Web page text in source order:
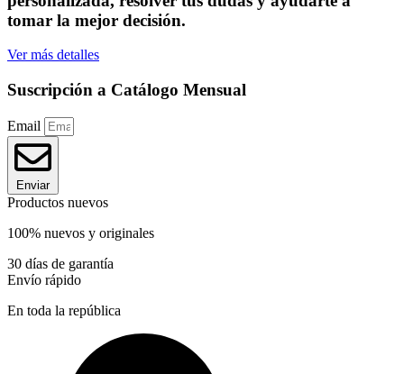
tomar la mejor decisión.
Ver más detalles
Suscripción a Catálogo Mensual
Email
Enviar
Productos nuevos
100% nuevos y originales
30 días de garantía
Envío rápido
En toda la república